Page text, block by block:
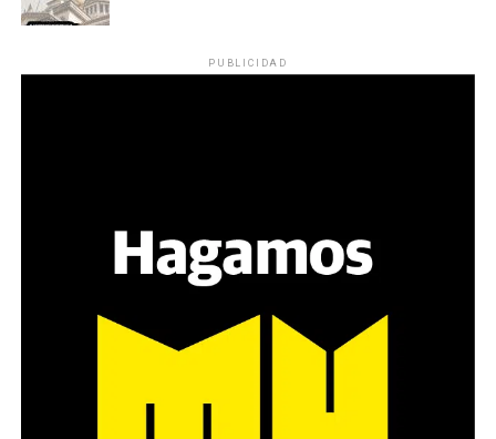
PUBLICIDAD